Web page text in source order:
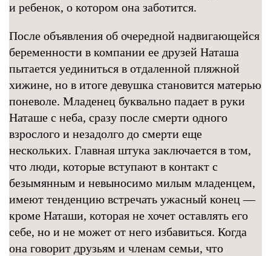
и ребенок, о котором она заботится.
После объявления об очередной надвигающейся
беременности в компании ее друзей Наташа
пытается уединиться в отдаленной пляжной
хижине, но в итоге девушка становится матерью
поневоле. Младенец буквально падает в руки
Наташе с неба, сразу после смерти одного
взрослого и незадолго до смерти еще
нескольких. Главная штука заключается в том,
что люди, которые вступают в контакт с
безымянным и невыносимо милым младенцем,
имеют тенденцию встречать ужасный конец —
кроме Наташи, которая не хочет оставлять его
себе, но и не может от него избавиться. Когда
она говорит друзьям и членам семьи, что